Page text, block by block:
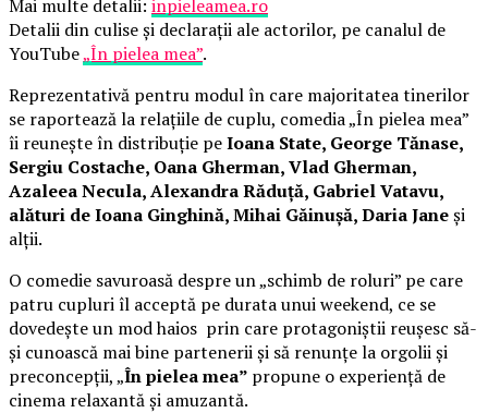
Mai multe detalii: inpieleamea.ro
Detalii din culise și declarații ale actorilor, pe canalul de
YouTube„În pielea mea”.
Reprezentativă pentru modul în care majoritatea tinerilor
se raportează la relațiile de cuplu, comedia „În pielea mea”
îi reunește în distribuție peIoana State, George Tănase,
Sergiu Costache, Oana Gherman, Vlad Gherman,
Azaleea Necula, Alexandra Răduță, Gabriel Vatavu,
alături de Ioana Ginghină, Mihai Găinușă, Daria Janeși
alții.
O comedie savuroasă despre un „schimb de roluri” pe care
patru cupluri îl acceptă pe durata unui weekend, ce se
dovedește un mod haios prin care protagoniștii reușesc să-
și cunoască mai bine partenerii și să renunțe la orgolii și
preconcepții, „În pielea mea” propune o experiență de
cinema relaxantă și amuzantă.